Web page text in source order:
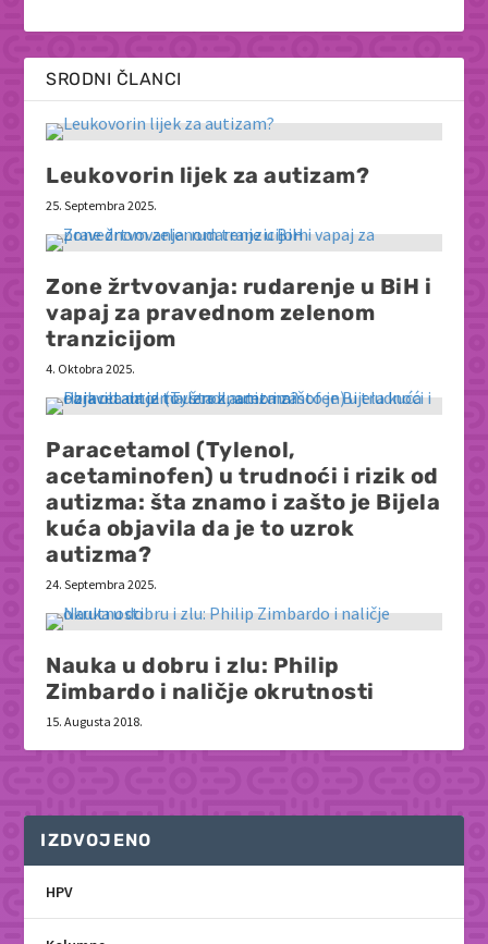
SRODNI ČLANCI
Leukovorin lijek za autizam?
25. Septembra 2025.
Zone žrtvovanja: rudarenje u BiH i
vapaj za pravednom zelenom
tranzicijom
4. Oktobra 2025.
Paracetamol (Tylenol,
acetaminofen) u trudnoći i rizik od
autizma: šta znamo i zašto je Bijela
kuća objavila da je to uzrok
autizma?
24. Septembra 2025.
Nauka u dobru i zlu: Philip
Zimbardo i naličje okrutnosti
15. Augusta 2018.
IZDVOJENO
HPV